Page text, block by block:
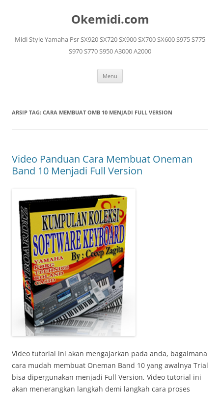
Okemidi.com
Midi Style Yamaha Psr SX920 SX720 SX900 SX700 SX600 S975 S775
S970 S770 S950 A3000 A2000
Menu
ARSIP TAG: CARA MEMBUAT OMB 10 MENJADI FULL VERSION
Video Panduan Cara Membuat Oneman
Band 10 Menjadi Full Version
Video tutorial ini akan mengajarkan pada anda, bagaimana
cara mudah membuat Oneman Band 10 yang awalnya Trial
bisa dipergunakan menjadi Full Version, Video tutorial ini
akan menerangkan langkah demi langkah cara proses